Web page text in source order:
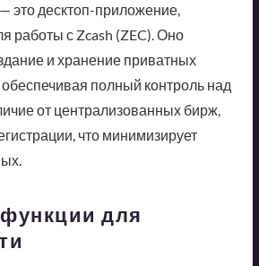
это десктоп-приложение,
работы с Zcash (ZEC). Оно
и хранение приватных
полный контроль над
от централизованных бирж,
что минимизирует
для